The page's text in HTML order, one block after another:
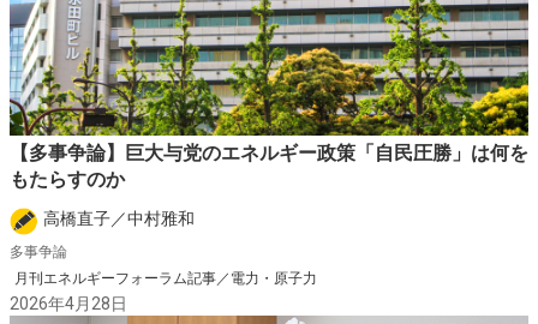
【多事争論】巨大与党のエネルギー政策「自民圧勝」は何を
もたらすのか
高橋直子／中村雅和
多事争論
月刊エネルギーフォーラム記事／電力・原子力
2026年4月28日